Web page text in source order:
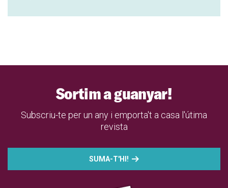
Sortim a guanyar!
Subscriu-te per un any i emporta't a casa l'útima
revista
SUMA-T'HI!